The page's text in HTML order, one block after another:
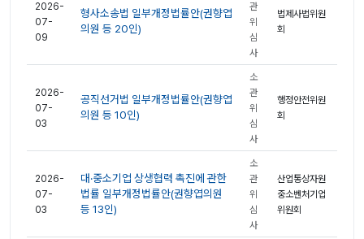
2026-
07-
09
형사소송법 일부개정법률안(권향엽
의원 등 20인)
관
위
심
사
법제사법위원
회
2026-
07-
03
공직선거법 일부개정법률안(권향엽
의원 등 10인)
소
관
위
심
사
행정안전위원
회
2026-
07-
03
대·중소기업 상생협력 촉진에 관한
법률 일부개정법률안(권향엽의원
등 13인)
소
관
위
심
사
산업통상자원
중소벤처기업
위원회